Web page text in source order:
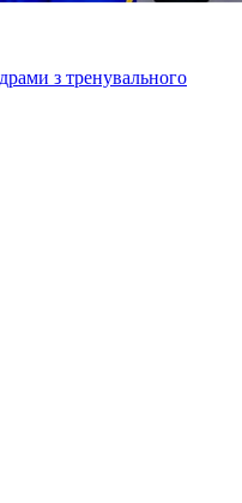
з тренувального